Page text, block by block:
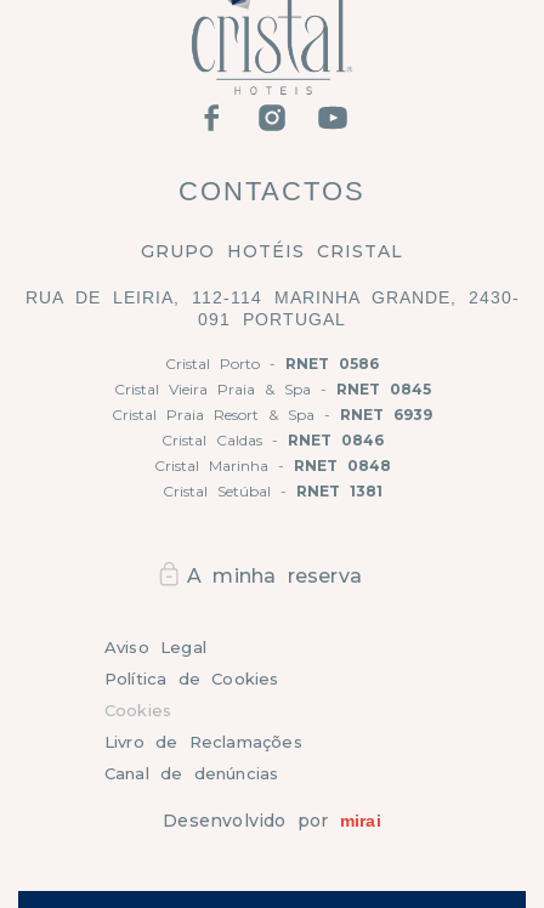
CONTACTOS
GRUPO HOTÉIS CRISTAL
RUA DE LEIRIA, 112-114 MARINHA GRANDE, 2430-
091 PORTUGAL
Cristal Porto - RNET 0586
Cristal Vieira Praia & Spa - RNET 0845
Cristal Praia Resort & Spa - RNET 6939
Cristal Caldas - RNET 0846
Cristal Marinha - RNET 0848
Cristal Setúbal - RNET 1381
Desenvolvido por mirai
Aviso Legal
Política de Cookies
Cookies
Livro de Reclamações
Canal de denúncias
A minha reserva